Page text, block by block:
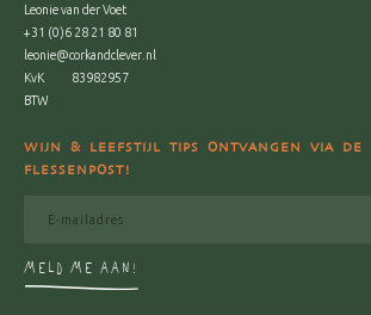
Leonie van der Voet
+31 (0)6 28 21 80 81
leonie@corkandclever.nl
KvK
83982957
BTW
WIJN & LEEFSTIJL TIPS ONTVANGEN VIA DE
FLESSENPOST!
MELD ME AAN!